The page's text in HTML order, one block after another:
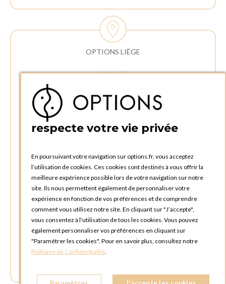
OPTIONS LIÈGE
ADRESSE :
4340 AWANS (Othée)
BELGIQUE
TÉLÉPHONE :
HEURES D'OUVERTURES
Horaires d'ouverture du Service Commercial :
Lundi au vendredi : 09:00h à 17:00h
Samedi et dimanche : Fermé
Horaires d'ouverture pour les enlèvements et retours des
commandes :
Lundi au vendredi : 08:30h à 17:30h
Samedi et dimanche : Fermé (enlèvements par box possible)
respecte votre vie privée
En poursuivant votre navigation sur options.fr, vous acceptez
l’utilisation de cookies. Ces cookies sont destinés à vous offrir la
meilleure expérience possible lors de votre navigation sur notre
site. Ils nous permettent également de personnaliser votre
expérience en fonction de vos préférences et de comprendre
comment vous utilisez notre site. En cliquant sur "J’accepte",
vous consentez à l'utilisation de tous les cookies. Vous pouvez
également personnaliser vos préférences en cliquant sur
"Paramétrer les cookies". Pour en savoir plus, consultez notre
Politique de Confidentialité.